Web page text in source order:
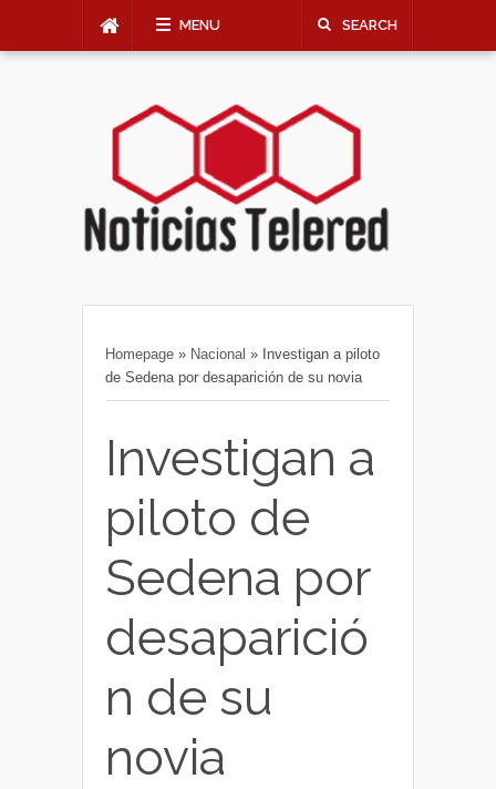
MENU SEARCH
Homepage » Nacional » Investigan a piloto
de Sedena por desaparición de su novia
Investigan a
piloto de
Sedena por
desaparició
n de su
novia